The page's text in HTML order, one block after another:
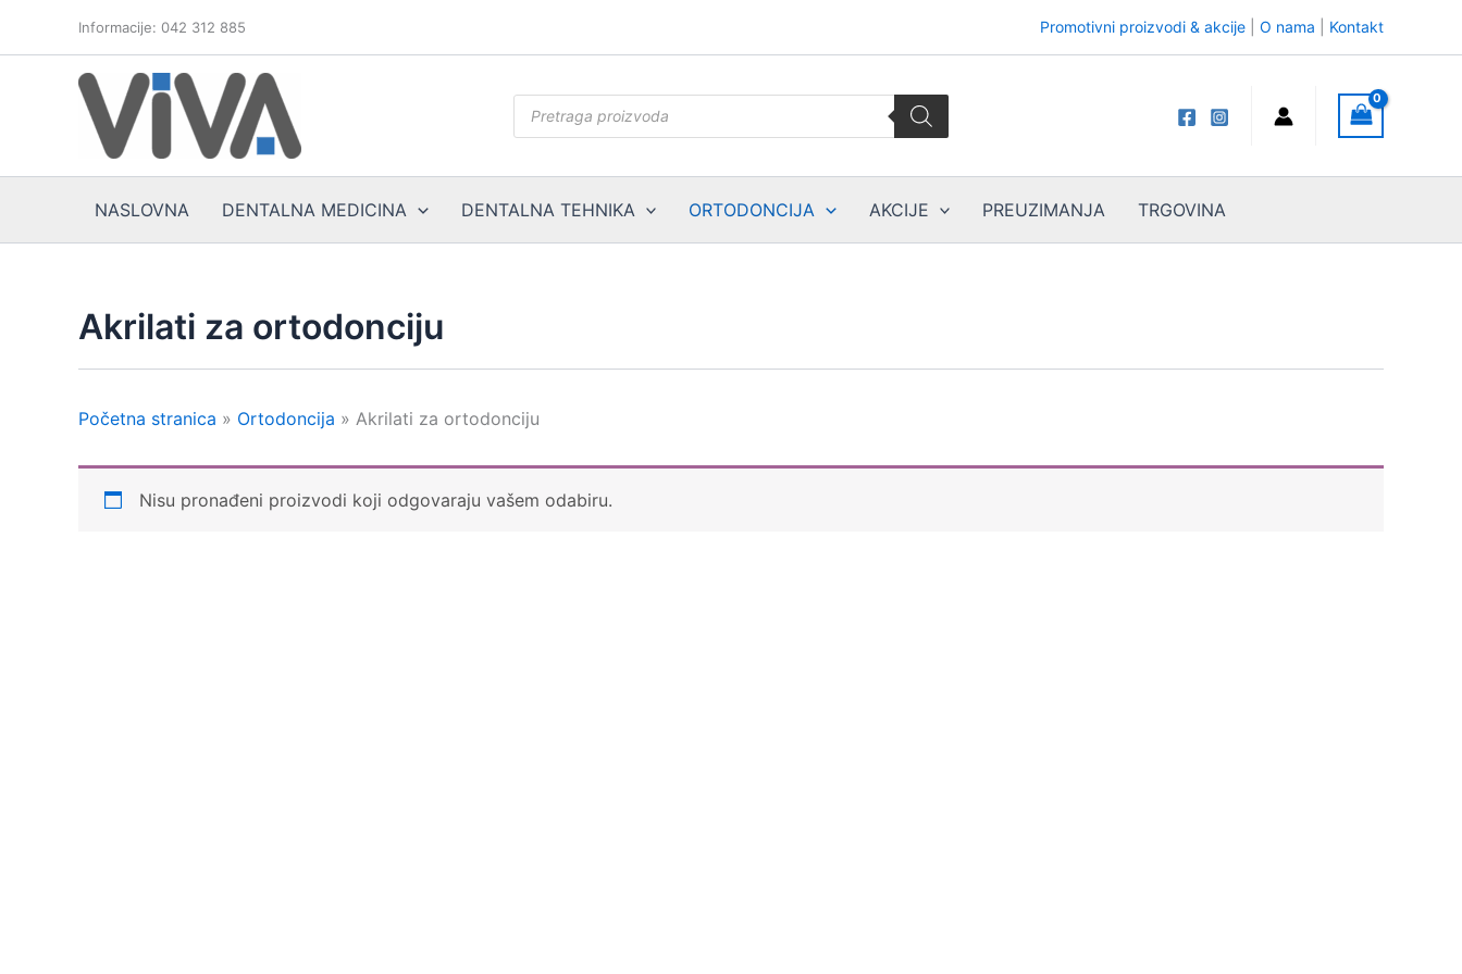
Informacije: 042 312 885 Promotivni proizvodi & akcije O nama Kontakt
search
NASLOVNA DENTALNA MEDICINA DENTALNA TEHNIKA ORTODONCIJA AKCIJE PREUZIMANJA TRGOVINA
Akrilati za ortodonciju
Početna stranica » Ortodoncija » Akrilati za ortodonciju
Nisu pronađeni proizvodi koji odgovaraju vašem odabiru.